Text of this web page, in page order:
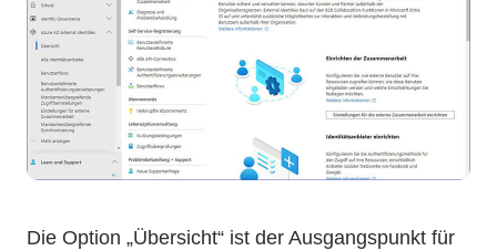
Die Option „Übersicht“ ist der Ausgangspunkt für